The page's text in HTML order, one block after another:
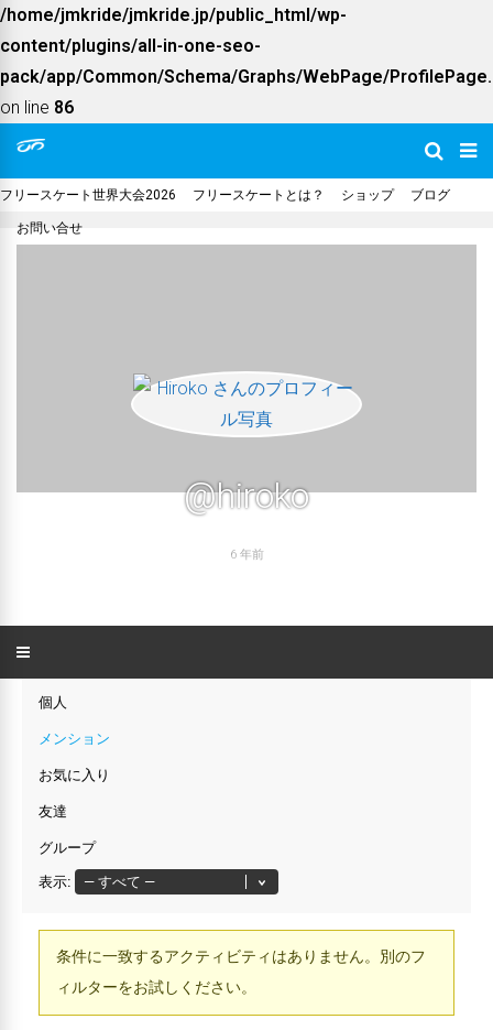
/home/jmkride/jmkride.jp/public_html/wp-
content/plugins/all-in-one-seo-
pack/app/Common/Schema/Graphs/WebPage/
on line 86
フリースケート世界大会2026 フリースケートとは？ ショップ ブログ
お問い合せ
@hiroko
6 年前
個人
メンション
お気に入り
友達
グループ
表示:
条件に一致するアクティビティはありません。別のフ
ィルターをお試しください。